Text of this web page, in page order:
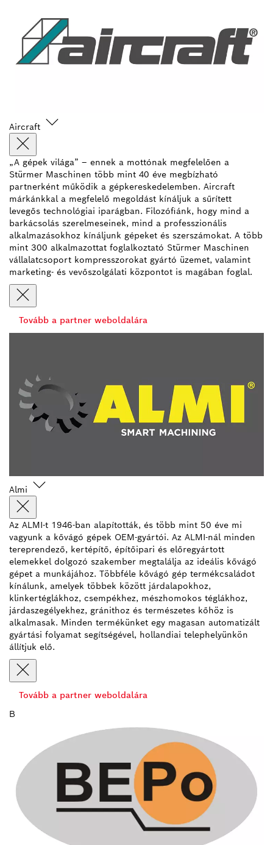
Aircraft
„A gépek világa” – ennek a mottónak megfelelően a
Stürmer Maschinen több mint 40 éve megbízható
partnerként működik a gépkereskedelemben. Aircraft
márkánkkal a megfelelő megoldást kínáljuk a sűrített
levegős technológiai iparágban. Filozófiánk, hogy mind a
barkácsolás szerelmeseinek, mind a professzionális
alkalmazásokhoz kínáljunk gépeket és szerszámokat. A több
mint 300 alkalmazottat foglalkoztató Stürmer Maschinen
vállalatcsoport kompresszorokat gyártó üzemet, valamint
marketing- és vevőszolgálati központot is magában foglal.
Tovább a partner weboldalára
Almi
Az ALMI-t 1946-ban alapították, és több mint 50 éve mi
vagyunk a kővágó gépek OEM-gyártói. Az ALMI-nál minden
tereprendező, kertépítő, építőipari és előregyártott
elemekkel dolgozó szakember megtalálja az ideális kővágó
gépet a munkájához. Többféle kővágó gép termékcsaládot
kínálunk, amelyek többek között járdalapokhoz,
klinkertéglákhoz, csempékhez, mészhomokos téglákhoz,
járdaszegélyekhez, gránithoz és természetes kőhöz is
alkalmasak. Minden termékünket egy magasan automatizált
gyártási folyamat segítségével, hollandiai telephelyünkön
állítjuk elő.
Tovább a partner weboldalára
B